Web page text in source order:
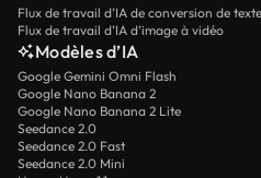
Flux de travail d’IA de conversion de
Flux de travail d’IA d’image à vidéo
Modèles d’IA
Google Gemini Omni Flash
Google Nano Banana 2
Google Nano Banana 2 Lite
Seedance 2.0
Seedance 2.0 Fast
Seedance 2.0 Mini